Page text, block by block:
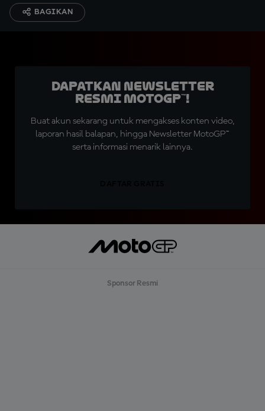
BAGIKAN
Dapatkan Newsletter
Resmi MotoGP™!
Buat akun sekarang untuk mengakses konten video,
laporan hasil balapan, hingga Newsletter MotoGP™
serta informasi menarik lainnya.
Sponsor Resmi